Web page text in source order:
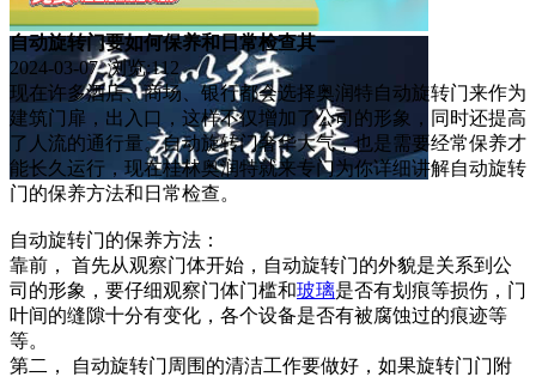
自动旋转门要如何保养和日常检查其一
2024-03-07 浏览:112
现在许多酒店、商场、银行都会选择奥润特自动旋转门来作为
建筑门扉，出入口，这样不仅增加了公司的形象，同时还提高
了人流的通行量。自动旋转门奢华大气，也是需要经常保养才
能长久运行，现在桂林奥润特就来专门为你详细讲解自动旋转
门的保养方法和日常检查。
自动旋转门的保养方法：
靠前， 首先从观察门体开始，自动旋转门的外貌是关系到公
司的形象，要仔细观察门体门槛和玻璃是否有划痕等损伤，门
叶间的缝隙十分有变化，各个设备是否有被腐蚀过的痕迹等
等。
第二， 自动旋转门周围的清洁工作要做好，如果旋转门门附